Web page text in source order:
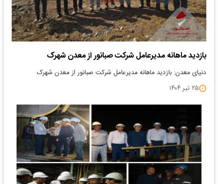
بازدید ماهانه مدیرعامل شرکت صبانور از معدن شهرک
دنیای معدن: بازدید ماهانه مدیرعامل شرکت صبانور از معدن شهرک
۲۵ تیر ۱۴۰۴